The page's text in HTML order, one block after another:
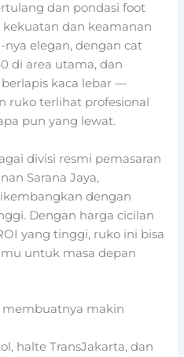
dan pondasi foot
dan keamanan
elegan, dengan cat
di area utama, dan
kaca lebar —
ruko terlihat profesional
pun yang lewat.
divisi resmi pemasaran
Sarana Jaya,
dengan
Dengan harga cicilan
yang tinggi, ruko ini bisa
untuk masa depan
membuatnya makin
halte TransJakarta, dan